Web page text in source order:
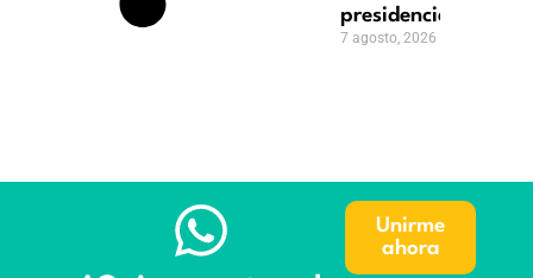
presidencial
7 agosto, 2026
Unirme
ahora